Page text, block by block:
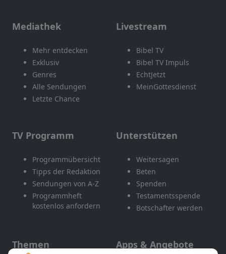
Mediathek
Mehr entdecken
Exklusiv
Genres
Alle Sendungen
Letzte Chance
Livestream
Bibel TV
Bibel TV Impuls
EchtJetzt
MeinGottesdienst
TV Programm
Programmübersicht
Tipps der Redaktion
Sendungen von A-Z
Programmheft
kostenlos anfordern
Unterstützen
Weitersagen
Beten
Spenden
Testamentsspende
Botschafter werden
Themen Apps & Angebote